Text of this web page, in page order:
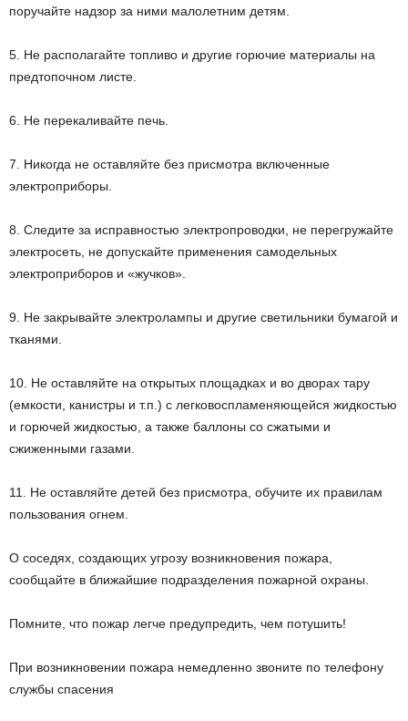
поручайте надзор за ними малолетним детям.
5. Не располагайте топливо и другие горючие материалы на
предтопочном листе.
6. Не перекаливайте печь.
7. Никогда не оставляйте без присмотра включенные
электроприборы.
8. Следите за исправностью электропроводки, не перегружайте
электросеть, не допускайте применения самодельных
электроприборов и «жучков».
9. Не закрывайте электролампы и другие светильники бумагой и
тканями.
10. Не оставляйте на открытых площадках и во дворах тару
(емкости, канистры и т.п.) с легковоспламеняющейся жидкостью
и горючей жидкостью, а также баллоны со сжатыми и
сжиженными газами.
11. Не оставляйте детей без присмотра, обучите их правилам
пользования огнем.
О соседях, создающих угрозу возникновения пожара,
сообщайте в ближайшие подразделения пожарной охраны.
Помните, что пожар легче предупредить, чем потушить!
При возникновении пожара немедленно звоните по телефону
службы спасения